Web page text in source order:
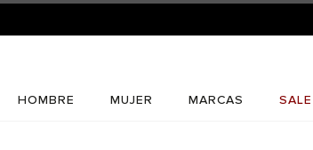
HOMBRE MUJER MARCAS SALE